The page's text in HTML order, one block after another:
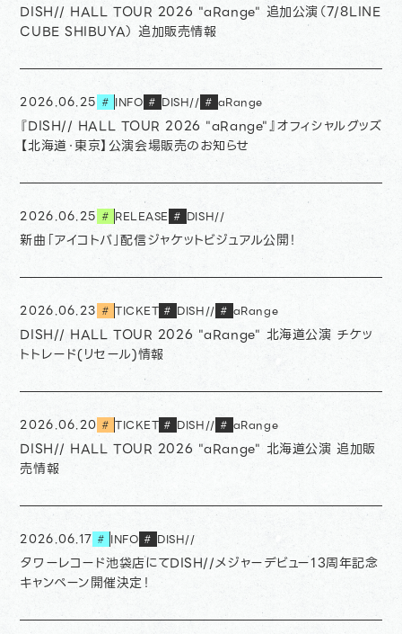
DISH// HALL TOUR 2026 "aRange" 追加公演（7/8LINE
CUBE SHIBUYA） 追加販売情報
2026.06.25 # INFO # DISH// # aRange
『DISH// HALL TOUR 2026 "aRange"』オフィシャルグッズ
【北海道・東京】公演会場販売のお知らせ
2026.06.25 # RELEASE # DISH//
新曲「アイコトバ」配信ジャケットビジュアル公開！
2026.06.23 # TICKET # DISH// # aRange
DISH// HALL TOUR 2026 "aRange" 北海道公演 チケッ
トトレード(リセール)情報
2026.06.20 # TICKET # DISH// # aRange
DISH// HALL TOUR 2026 "aRange" 北海道公演 追加販
売情報
2026.06.17 # INFO # DISH//
タワーレコード池袋店にてDISH//メジャーデビュー13周年記念
キャンペーン開催決定！